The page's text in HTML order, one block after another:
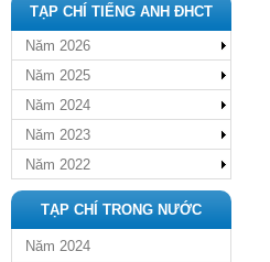
TẠP CHÍ TIẾNG ANH ĐHCT
Năm 2026
Năm 2025
Năm 2024
Năm 2023
Năm 2022
TẠP CHÍ TRONG NƯỚC
Năm 2024